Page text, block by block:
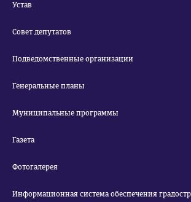
Устав
Совет депутатов
Подведомственные организации
Генеральные планы
Муниципальные программы
Газета
Фотогалерея
Информационная система обеспечения